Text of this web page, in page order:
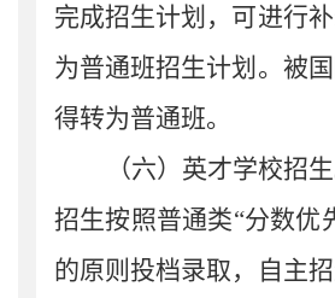
完成招生计划，可进行
为普通班招生计划 。 被
得转为普通班。
（六）英才学校招生
招生按照普通类“分数优
的原则投档录取，自主